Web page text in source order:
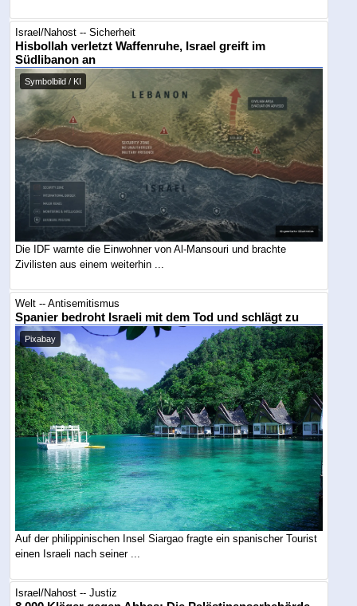
Israel/Nahost -- Sicherheit
Hisbollah verletzt Waffenruhe, Israel greift im
Südlibanon an
Symbolbild / KI
Die IDF warnte die Einwohner von Al-Mansouri und brachte
Zivilisten aus einem weiterhin ...
Welt -- Antisemitismus
Spanier bedroht Israeli mit dem Tod und schlägt zu
Pixabay
Auf der philippinischen Insel Siargao fragte ein spanischer Tourist
einen Israeli nach seiner ...
Israel/Nahost -- Justiz